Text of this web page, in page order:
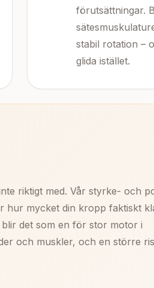
förutsättningar.
stabil rotation –
glida istället.
riktigt med. Vår styrke- och
hur mycket din kropp faktiskt
det som en för stor motor i
och muskler, och en större